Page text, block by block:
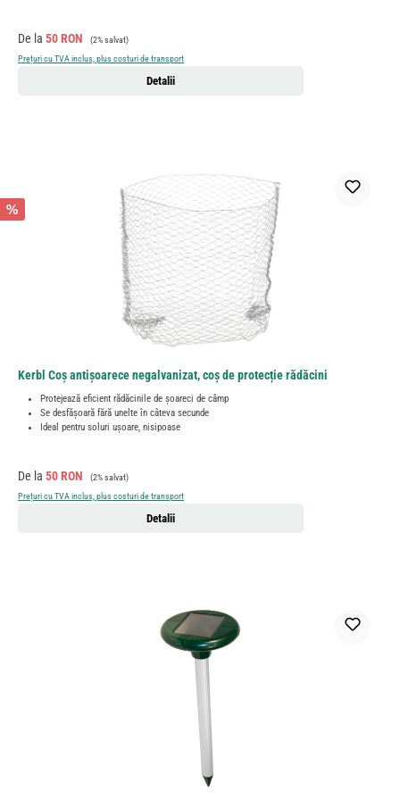
Preț de vânzare:
De la 50 RON Preț obișnuit:
(2% salvat)
Prețuri cu TVA inclus, plus costuri de transport
Detalii
%
Kerbl Coș antișoarece negalvanizat, coș de protecție rădăcini
Protejează eficient rădăcinile de șoareci de câmp
Se desfășoară fără unelte în câteva secunde
Ideal pentru soluri ușoare, nisipoase
Preț de vânzare:
De la 50 RON Preț obișnuit:
(2% salvat)
Prețuri cu TVA inclus, plus costuri de transport
Detalii